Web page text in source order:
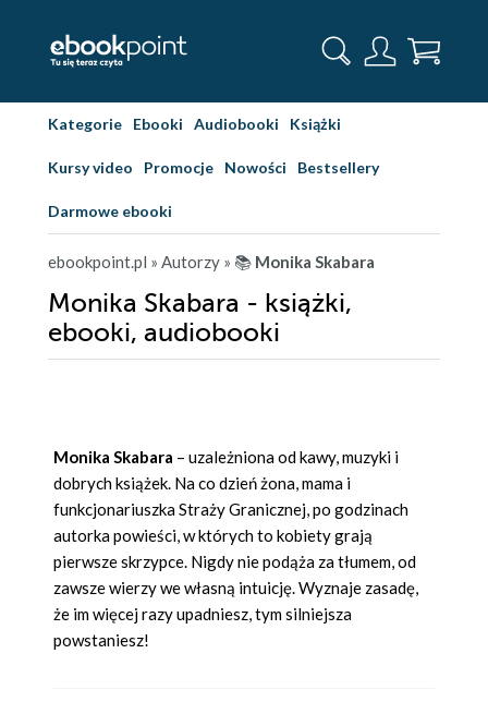
Kategorie Ebooki Audiobooki Książki
Kursy video Promocje Nowości Bestsellery
Darmowe ebooki
ebookpoint.pl » Autorzy » 📚 Monika Skabara
Monika Skabara - książki,
ebooki, audiobooki
Monika Skabara – uzależniona od kawy, muzyki i
dobrych książek. Na co dzień żona, mama i
funkcjonariuszka Straży Granicznej, po godzinach
autorka powieści, w których to kobiety grają
pierwsze skrzypce. Nigdy nie podąża za tłumem, od
zawsze wierzy we własną intuicję. Wyznaje zasadę,
że im więcej razy upadniesz, tym silniejsza
powstaniesz!